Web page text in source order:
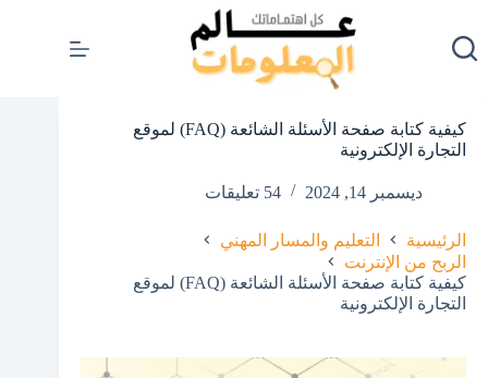
المحتوى
كيفية كتابة صفحة الأسئلة الشائعة (FAQ) لموقع
التجارة الإلكترونية
ديسمبر 14, 2024 54 تعليقات
الرئيسية
التعليم والمسار المهني
الربح من الإنترنت
كيفية كتابة صفحة الأسئلة الشائعة (FAQ) لموقع
التجارة الإلكترونية